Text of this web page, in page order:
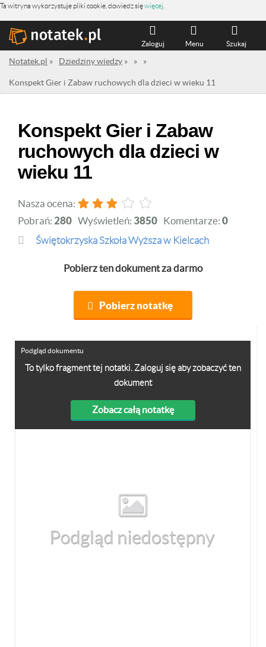
Ta witryna wykorzystuje pliki cookie, dowiedz sięwięcej
Szukaj
Menu
Zaloguj
Notatek.pl » Dziedziny wiedzy » » »
Konspekt Gier i Zabaw ruchowych dla dzieci w wieku 11
Konspekt Gier i Zabaw
ruchowych dla dzieci w
wieku 11
Nasza ocena:
Pobrań: 280 Wyświetleń: 3850 Komentarze: 0
Świętokrzyska Szkoła Wyższa w Kielcach
Pobierz ten dokument za darmo
Pobierz notatkę
To tylko fragment tej notatki. Zaloguj się aby zobaczyć ten
dokument
Zobacz całą notatkę
Podgląd dokumentu